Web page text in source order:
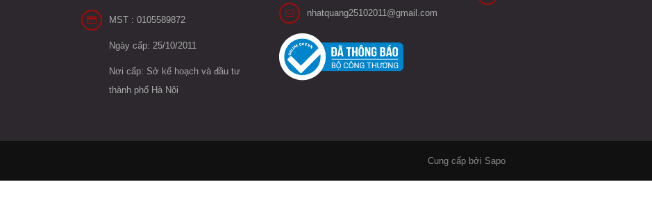
MST : 0105589872
Ngày cấp: 25/10/2011
Nơi cấp: Sở kế hoạch và đầu tư
thành phố Hà Nội
nhatquang25102011@gmail.com
Cung cấp bởi Sapo